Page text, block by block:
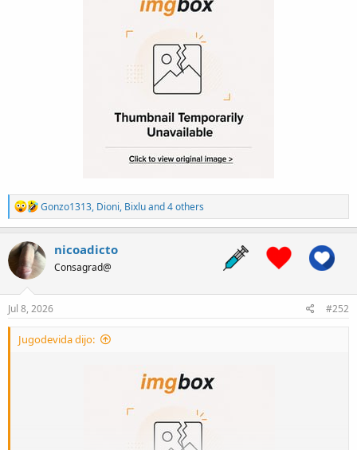
R
e
a
c
t
i
n
s
Gonzo1313, Dioni, Bixluand 4 others
nicoadicto
Consagrad@
Jul 8, 2026 #252
Jugodevida dijo: